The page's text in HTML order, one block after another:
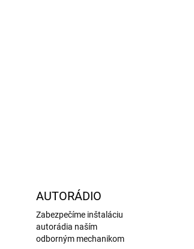
AUTORÁDIO
Zabezpečíme inštaláciu
autorádia naším
odborným mechanikom